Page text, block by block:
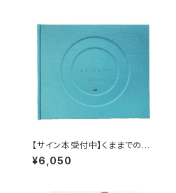
【サイン本受付中】くままでのお
さらい〈特装新版〉
¥6,050